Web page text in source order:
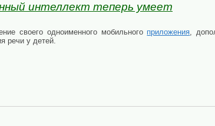
интеллект теперь умеет
своего одноименного мобильного приложения,
речи у детей.